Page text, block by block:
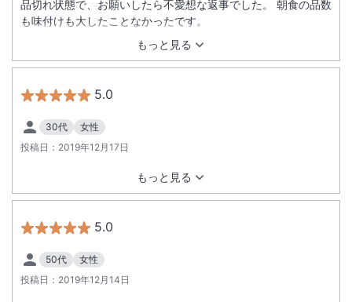
もっと見る
品切れ状態で、お願いしたら不愛想な返事でした。 朝食の品数
も味付けも大したことなかったです。
5.0
30代
女性
投稿日： 2019年12月17日
もっと見る
5.0
50代
女性
投稿日： 2019年12月14日